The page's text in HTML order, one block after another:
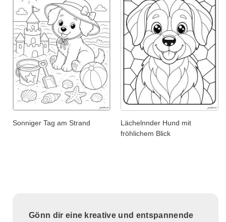
Sonniger Tag am Strand
Lächelnnder Hund mit
fröhlichem Blick
Gönn dir eine kreative und entspannende